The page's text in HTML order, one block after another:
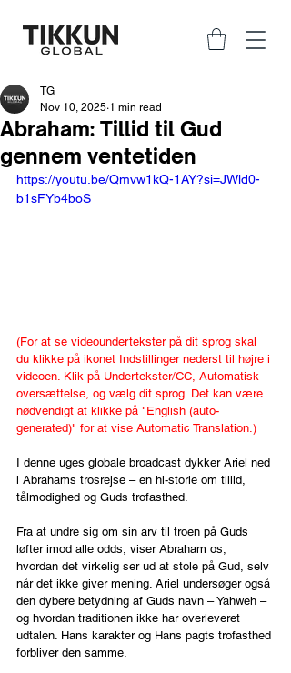
Abraham: Tillid til Gud
gennem ventetiden
TG
Nov 10, 2025 1 min read
https://youtu.be/Qmvw1kQ-1AY?si=JWld0-
b1sFYb4boS
(For at se videoundertekster på dit sprog skal
du klikke på ikonet Indstillinger nederst til højre i
videoen. Klik på Undertekster/CC, Automatisk
oversættelse, og vælg dit sprog. Det kan være
nødvendigt at klikke på "English (auto-
generated)" for at vise Automatic Translation.)
I denne uges globale broadcast dykker Ariel ned
i Abrahams trosrejse – en hi-storie om tillid,
tålmodighed og Guds trofasthed.
Fra at undre sig om sin arv til troen på Guds
løfter imod alle odds, viser Abraham os,
hvordan det virkelig ser ud at stole på Gud, selv
når det ikke giver mening. Ariel undersøger også
den dybere betydning af Guds navn – Yahweh –
og hvordan traditionen ikke har overleveret
udtalen. Hans karakter og Hans pagts trofasthed
forbliver den samme.